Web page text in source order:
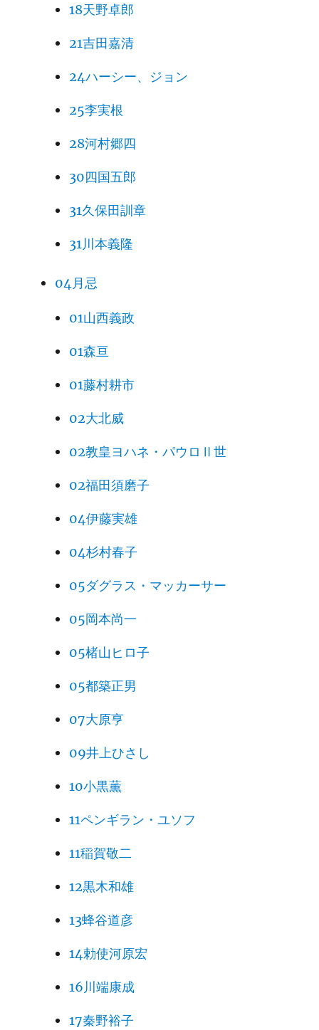
18天野卓郎
21吉田嘉清
24ハーシー、ジョン
25李実根
28河村郷四
30四国五郎
31久保田訓章
31川本義隆
04月忌
01山西義政
01森亘
01藤村耕市
02大北威
02教皇ヨハネ・パウロⅡ世
02福田須磨子
04伊藤実雄
04杉村春子
05ダグラス・マッカーサー
05岡本尚一
05楮山ヒロ子
05都築正男
07大原亨
09井上ひさし
10小黒薫
11ペンギラン・ユソフ
11稲賀敬二
12黒木和雄
13蜂谷道彦
14勅使河原宏
16川端康成
17秦野裕子